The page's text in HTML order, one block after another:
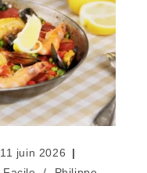
:
11 juin 2026